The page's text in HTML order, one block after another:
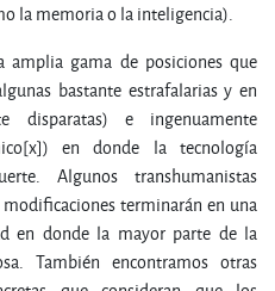
la memoria o la inteligencia).
gama de posiciones que
bastante estrafalarias y en
disparatas) e ingenuamente
en donde la tecnología
Algunos transhumanistas
terminarán en una
en donde la mayor parte de la
También encontramos otras